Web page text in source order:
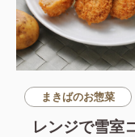
まきばのお惣菜
レンジで雪室